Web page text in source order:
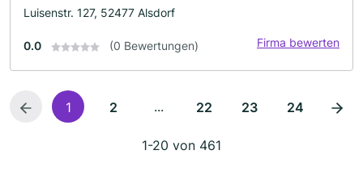
Luisenstr. 127, 52477 Alsdorf
0.0 (0 Bewertungen) Firma bewerten
1 2 ... 22 23 24
1-20 von 461